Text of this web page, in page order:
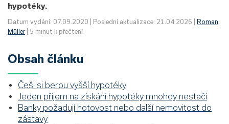
hypotéky.
Datum vydání: 07.09.2020 | Poslední aktualizace: 21.04.2026 | Roman
Müller| 5 minut k přečtení
Obsah článku
Češi si berou vyšší hypotéky
Jeden příjem na získání hypotéky mnohdy nestačí
Banky požadují hotovost nebo další nemovitost do
zástavy